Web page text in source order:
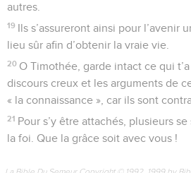
autres.
19 Ils s’assureront ainsi pour l’avenir
lieu sûr afin d’obtenir la vraie vie.
20 O Timothée, garde intact ce qui
discours creux et les arguments de
« la connaissance », car ils sont
21 Pour s’y être attachés, plusieurs
la foi. Que la grâce soit avec vous !